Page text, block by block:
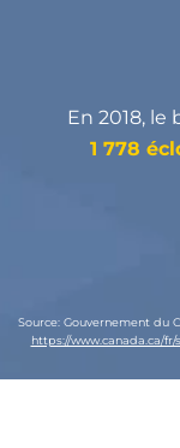
En 2018, le
1 778
Source: Gouvernement du
https://www.canada.ca/